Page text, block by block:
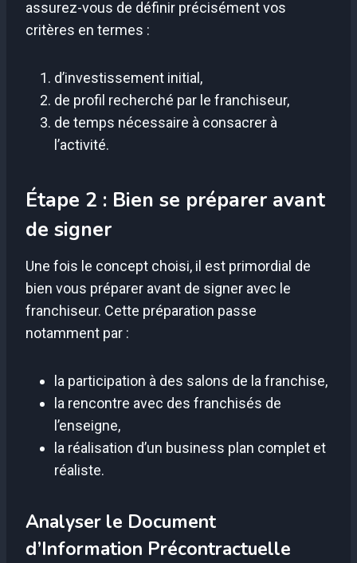
assurez-vous de définir précisément vos
critères en termes :
d’investissement initial,
de profil recherché par le franchiseur,
de temps nécessaire à consacrer à
l’activité.
Étape 2 : Bien se préparer avant
de signer
Une fois le concept choisi, il est primordial de
bien vous préparer avant de signer avec le
franchiseur. Cette préparation passe
notamment par :
la participation à des salons de la franchise,
la rencontre avec des franchisés de
l’enseigne,
la réalisation d’un business plan complet et
réaliste.
Analyser le Document
d’Information Précontractuelle